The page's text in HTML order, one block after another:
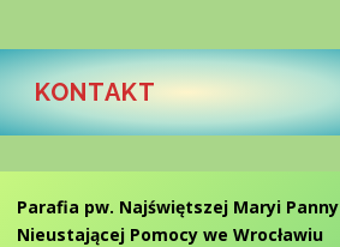
KONTAKT
Parafia pw. Najświętszej Maryi Panny
Nieustającej Pomocy we Wrocławiu